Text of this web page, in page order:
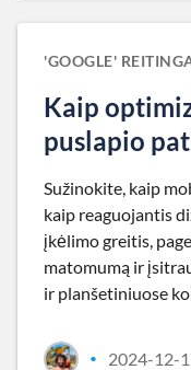
'GOOGLE'
Kaip
puslapio
Sužinokite, kaip
kaip reaguojantis
įkėlimo greitis,
matomumą ir
ir planšetiniuose
• 2024-12-